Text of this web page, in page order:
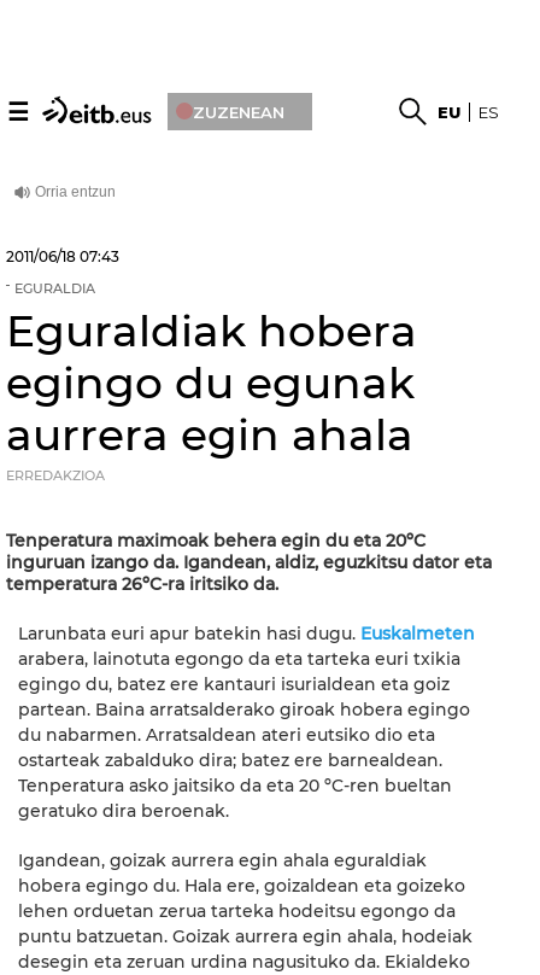
☰ ZUZENEAN EU ES
2011/06/18 07:43
EGURALDIA
Eguraldiak hobera
egingo du egunak
aurrera egin ahala
ERREDAKZIOA
Tenperatura maximoak behera egin du eta 20ºC
inguruan izango da. Igandean, aldiz, eguzkitsu dator eta
temperatura 26ºC-ra iritsiko da.
Larunbata euri apur batekin hasi dugu. Euskalmeten
arabera, lainotuta egongo da eta tarteka euri txikia
egingo du, batez ere kantauri isurialdean eta goiz
partean. Baina arratsalderako giroak hobera egingo
du nabarmen. Arratsaldean ateri eutsiko dio eta
ostarteak zabalduko dira; batez ere barnealdean.
Tenperatura asko jaitsiko da eta 20 ºC-ren bueltan
geratuko dira beroenak.
Igandean, goizak aurrera egin ahala eguraldiak
hobera egingo du. Hala ere, goizaldean eta goizeko
lehen orduetan zerua tarteka hodeitsu egongo da
puntu batzuetan. Goizak aurrera egin ahala, hodeiak
desegin eta zeruan urdina nagusituko da. Ekialdeko